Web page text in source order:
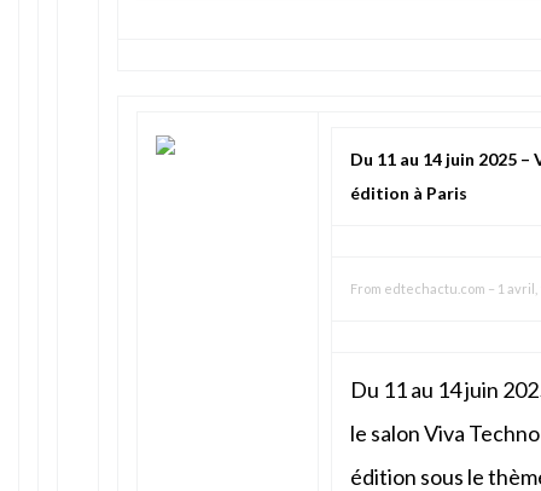
Du 11 au 14 juin 2025
édition à Paris
From edtechactu.com – 1 avril,
Du 11 au 14 juin
le salon Viva
édition sous le